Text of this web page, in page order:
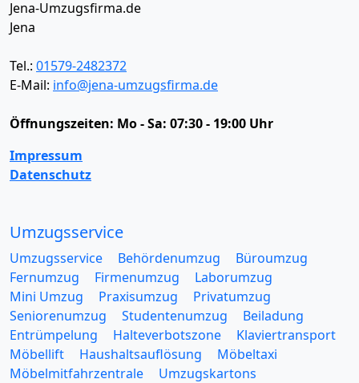
Jena-Umzugsfirma.de
Jena
Tel.: 01579-2482372
E-Mail: info@jena-umzugsfirma.de
Öffnungszeiten: Mo - Sa: 07:30 - 19:00 Uhr
Impressum
Datenschutz
Umzugsservice
Umzugsservice Behördenumzug
Büroumzug
Fernumzug
Firmenumzug
Laborumzug
Mini Umzug
Praxisumzug
Privatumzug
Seniorenumzug
Studentenumzug
Beiladung
Entrümpelung
Halteverbotszone
Klaviertransport
Möbellift
Haushaltsauflösung
Möbeltaxi
Möbelmitfahrzentrale
Umzugskartons